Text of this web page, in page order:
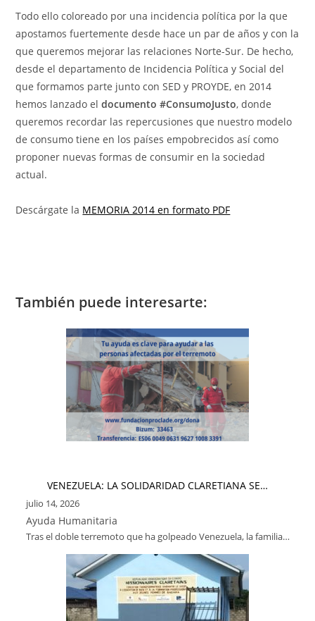
Todo ello coloreado por una incidencia política por la que
apostamos fuertemente desde hace un par de años y con la
que queremos mejorar las relaciones Norte-Sur. De hecho,
desde el departamento de Incidencia Política y Social del
que formamos parte junto con SED y PROYDE, en 2014
hemos lanzado eldocumento #ConsumoJusto, donde
queremos recordar las repercusiones que nuestro modelo
de consumo tiene en los países empobrecidos así como
proponer nuevas formas de consumir en la sociedad
actual.
Descárgate la MEMORIA 2014 en formato PDF
También puede interesarte:
VENEZUELA: LA SOLIDARIDAD CLARETIANA SE…
julio 14, 2026
Ayuda Humanitaria
Tras el doble terremoto que ha golpeado Venezuela, la familia…